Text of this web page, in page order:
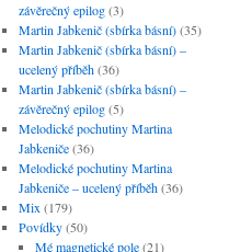
závěrečný epilog(3)
Martin Jabkenič (sbírka básní)(35)
Martin Jabkenič (sbírka básní) –
ucelený příběh(36)
Martin Jabkenič (sbírka básní) –
závěrečný epilog(5)
Melodické pochutiny Martina
Jabkeniče(36)
Melodické pochutiny Martina
Jabkeniče – ucelený příběh(36)
Mix (179)
Povídky(50)
Mé magnetické pole(21)